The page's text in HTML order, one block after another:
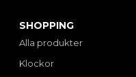
SHOPPING
Alla produkter
Klockor